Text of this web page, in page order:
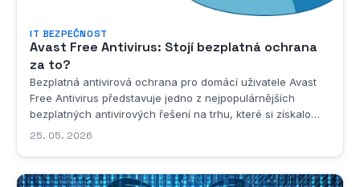
IT BEZPEČNOST
Avast Free Antivirus: Stojí bezplatná ochrana
za to?
Bezplatná antivirová ochrana pro domácí uživatele Avast
Free Antivirus představuje jedno z nejpopulárnějších
bezplatných antivirových řešení na trhu, které si získalo
důvěru milionů uživatelů po celém světě. Tento software
25. 05. 2026